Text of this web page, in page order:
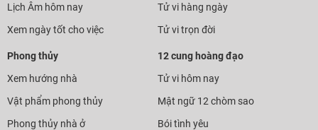
Lịch Âm hôm nay
Xem ngày tốt cho việc
Tử vi hàng ngày
Tử vi trọn đời
Phong thủy
Xem hướng nhà
Vật phẩm phong thủy
Phong thủy nhà ở
12 cung hoàng đạo
Tử vi hôm nay
Mật ngữ 12 chòm sao
Bói tình yêu